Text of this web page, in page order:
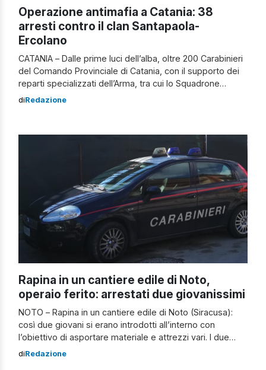
Operazione antimafia a Catania: 38
arresti contro il clan Santapaola-
Ercolano
CATANIA – Dalle prime luci dell’alba, oltre 200 Carabinieri
del Comando Provinciale di Catania, con il supporto dei
reparti specializzati dell’Arma, tra cui lo Squadrone
Eliportato “Cacciatori di Sicilia” e il 12° Nucleo Elicotteri,
L’operazione antimafia di oggi a Catania […]
diRedazione
Rapina in un cantiere edile di Noto,
operaio ferito: arrestati due giovanissimi
NOTO – Rapina in un cantiere edile di Noto (Siracusa):
così due giovani si erano introdotti all’interno con
l’obiettivo di asportare materiale e attrezzi vari. I due
malviventi bloccati però da un operaio della ditta. Il
diRedazione